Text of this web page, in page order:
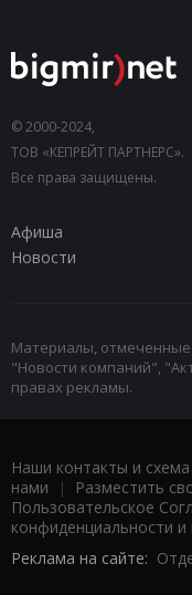
© 2000-2024,
ТОВ «КЕПРЕЙТ ПАРТНЕРС».
Все права защищены.
Афиша
Новости
Материалы, отмеченные
"Новости компаний",
правах рекламы.
Наши контакты и
нами | Разместить
Пользовательское
конфиденциальности
Реклама на сайте: